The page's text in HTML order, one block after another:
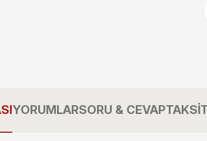
YORUMLARSORU & CEVAP